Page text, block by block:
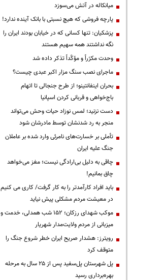
میانکاله در آتش می‌سوزد
پارچه فروشی که هیچ نسبتی با بانک آینده ندارد!
پزشکیان: تنها کسانی که در خیابان بودند ایران را
نگه نداشتند همه سهیم هستند
وحدت مکرّراً و مؤکّداً تذکر داده شد
ماجرای نصب سنگ مزار اکبر عبدی چیست؟
بحران اینفانتینو؛ از طرح جنجالی تا اتهام
باج‌خواهی و قربانی کردن اسپانیا
دست نزنید؛ لمس نوزاد حیات وحش می‌تواند
منجر به رد شدنشان توسط مادرشان شود
تأملی بر خسارت‌های نامرئی وارد شده بر عاملان
جنگ علیه ایران
چاقی به دلیل بی‌ارادگی نیست؛ مغز می‌خواهد
چاق بمانیم!
باید افراد کارآمدتر را به کار گرفت/ کاری می کنیم
در معیشت مردم مشکلی پیش نیاید
موکب شهدای رزکان؛ ۱۵۲ شب همدلی، خدمت و
میزبانی از مردم ولایت‌مدار شهریار
رویترز: هشدار صریح ایران خطر شروع جنگ را
متوقف کرد
پل شهرستان پل‌سفید پس از ۲۵ سال به مرحله
بهره‌برداری رسید